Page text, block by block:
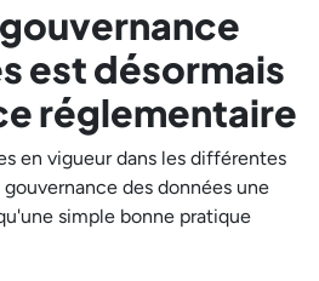
est désormais
réglementaire
en vigueur dans les différentes
des données une
simple bonne pratique